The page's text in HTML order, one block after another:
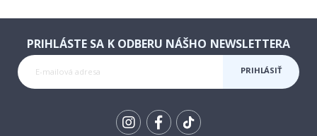
PRIHLÁSTE SA K ODBERU NÁŠHO NEWSLETTERA
PRIHLÁSIŤ